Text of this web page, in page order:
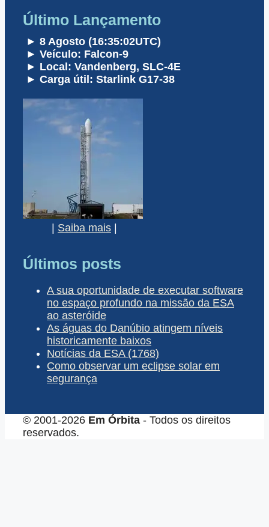
Último Lançamento
► 8 Agosto (16:35:02UTC)
► Veículo: Falcon-9
► Local: Vandenberg, SLC-4E
► Carga útil: Starlink G17-38
| Saiba mais |
Últimos posts
A sua oportunidade de executar software
no espaço profundo na missão da ESA
ao asteróide
As águas do Danúbio atingem níveis
historicamente baixos
Notícias da ESA (1768)
Como observar um eclipse solar em
segurança
© 2001-2026 Em Órbita - Todos os direitos
reservados.